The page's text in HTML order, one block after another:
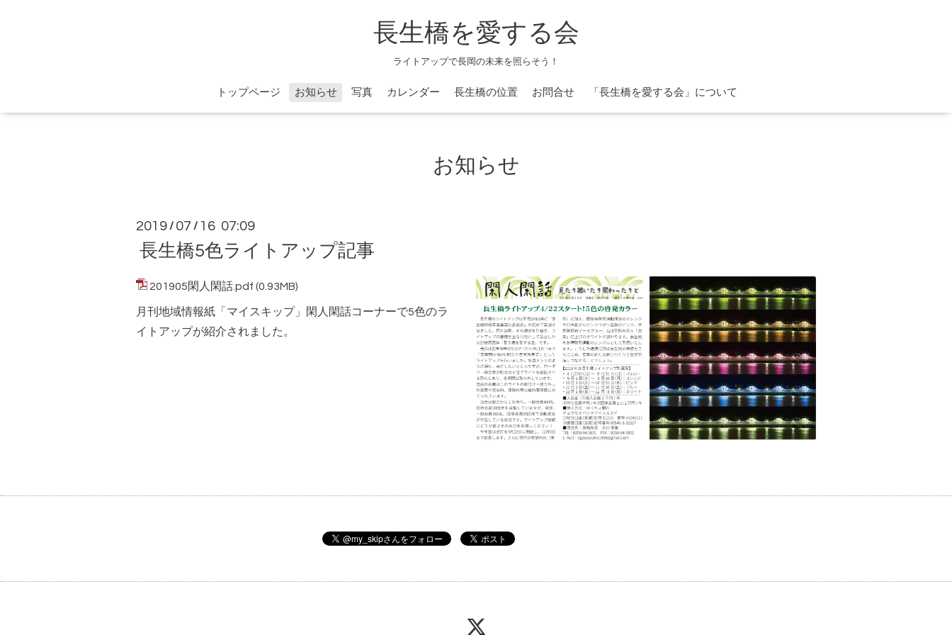
長生橋を愛する会
ライトアップで長岡の未来を照らそう！
トップページ お知らせ 写真 カレンダー 長生橋の位置 お問合せ 「長生橋を愛する会」について
お知らせ
2019 / 07 / 16 07:09
長生橋5色ライトアップ記事
201905閑人閑話.pdf (0.93MB)
月刊地域情報紙「マイスキップ」閑人閑話コーナーで5色のラ
イトアップが紹介されました。